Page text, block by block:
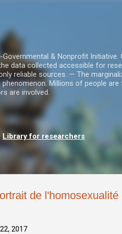
& Nonprofit
data collected accessible for
reliable sources. — The
Millions of people are
are involved.
Library for researchers
de
2017